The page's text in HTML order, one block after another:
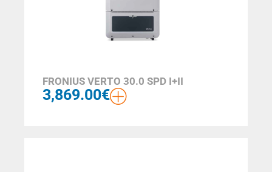
FRONIUS VERTO 30.0 SPD I+II
3,869.00€